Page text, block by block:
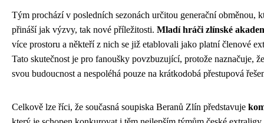
Tým prochází v posledních sezonách určitou generační obměnou,
přináší jak výzvy, tak nové příležitosti. Mladí hráči zlínské
více prostoru a někteří z nich se již etablovali jako platní členové
Tato skutečnost je pro fanoušky povzbuzující, protože naznačuje,
svou budoucnost a nespoléhá pouze na krátkodobá přestupová
Celkově lze říci, že současná soupiska Beranů Zlín představuje